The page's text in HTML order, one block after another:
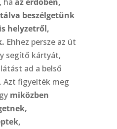
beszélgetünk
helyzetről,
Ehhez persze az út
segítő kártyát,
ad a belső
figyelték meg
miközben